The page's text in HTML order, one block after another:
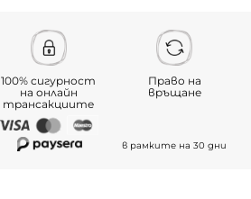
100% сигурност
на онлайн
трансакциите
Право на
връщане
в рамките на 30 дни